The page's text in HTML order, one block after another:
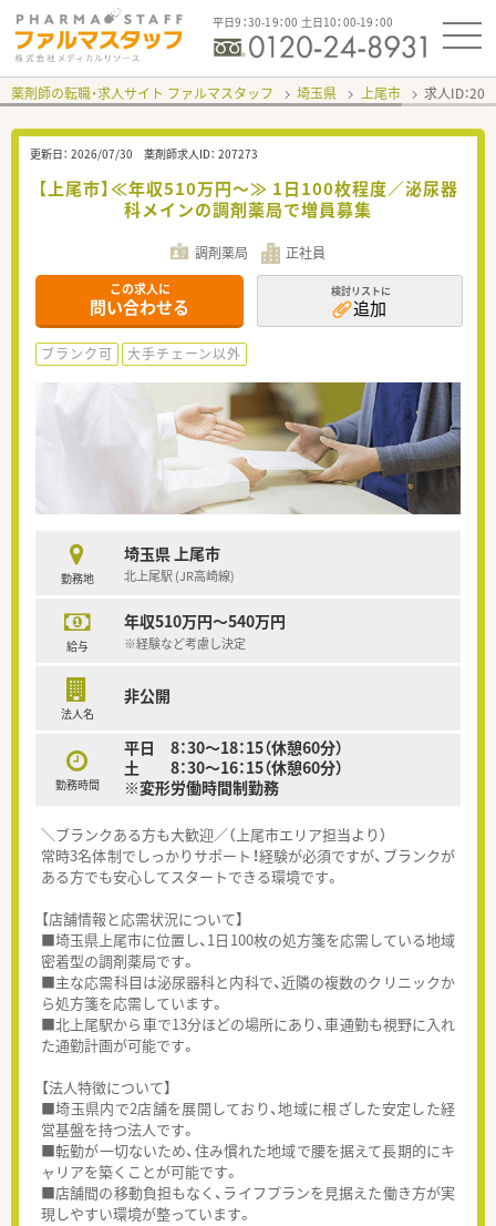
平日9：30-19：00 土日10：00-19：00
薬剤師の転職・求人サイト ファルマスタッフ 埼玉県 上尾市 求人ID：
更新日： 2026/07/30 薬剤師求人ID： 207273
【上尾市】≪年収510万円～≫ 1日100枚程度／泌尿器
科メインの調剤薬局で増員募集
調剤薬局 正社員
この求人に
問い合わせる
検討リストに
追加
ブランク可 大手チェーン以外
勤務地
埼玉県 上尾市
北上尾駅 (JR高崎線)
給与
年収510万円～540万円
※経験など考慮し決定
法人名
非公開
勤務時間
平日 8：30～18：15（休憩60分）
土 8：30～16：15（休憩60分）
※変形労働時間制勤務
＼ブランクある方も大歓迎／（上尾市エリア担当より）
常時3名体制でしっかりサポート！経験が必須ですが、ブランクが
ある方でも安心してスタートできる環境です。
【店舗情報と応需状況について】
■埼玉県上尾市に位置し、1日100枚の処方箋を応需している地域
密着型の調剤薬局です。
■主な応需科目は泌尿器科と内科で、近隣の複数のクリニックか
ら処方箋を応需しています。
■北上尾駅から車で13分ほどの場所にあり、車通勤も視野に入れ
た通勤計画が可能です。
【法人特徴について】
■埼玉県内で2店舗を展開しており、地域に根ざした安定した経
営基盤を持つ法人です。
■転勤が一切ないため、住み慣れた地域で腰を据えて長期的にキ
ャリアを築くことが可能です。
■店舗間の移動負担もなく、ライフプランを見据えた働き方が実
現しやすい環境が整っています。